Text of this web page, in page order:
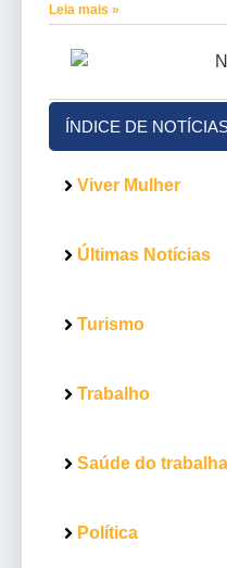
Leia mais »
ÍNDICE DE
Viver Mulher
Últimas Notícias
Turismo
Trabalho
Saúde do
Política